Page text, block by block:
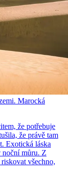
Marocká
že potřebuje
že právě tam
Exotická láska
noční můru. Z
všechno,